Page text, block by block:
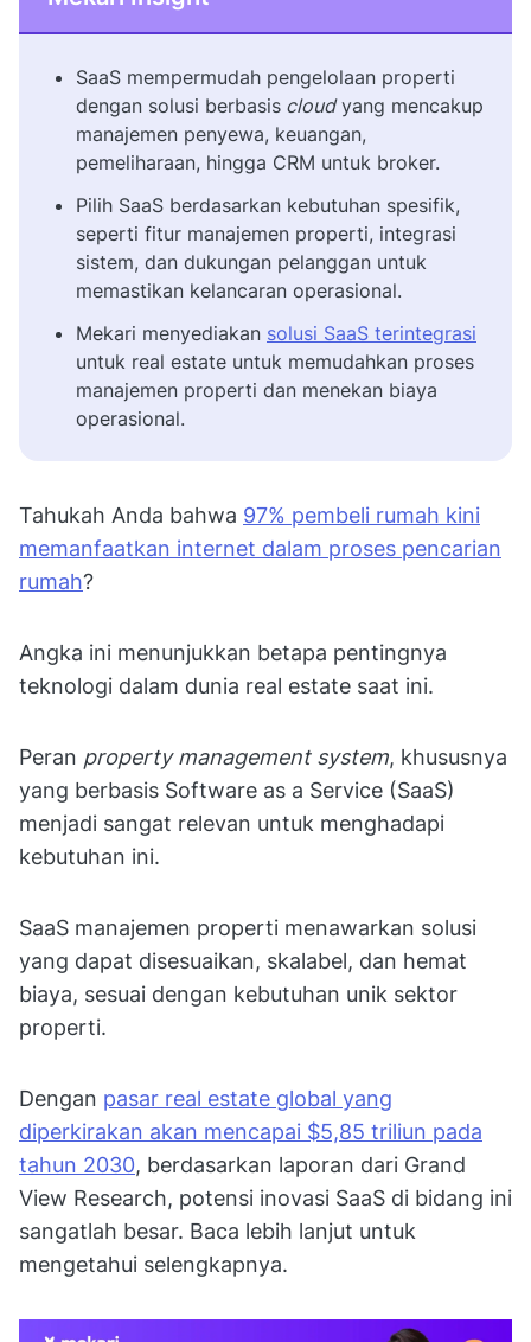
SaaS mempermudah pengelolaan properti
dengan solusi berbasis cloudyang mencakup
manajemen penyewa, keuangan,
pemeliharaan, hingga CRM untuk broker.
Pilih SaaS berdasarkan kebutuhan spesifik,
seperti fitur manajemen properti, integrasi
sistem, dan dukungan pelanggan untuk
memastikan kelancaran operasional.
Mekari menyediakan solusi SaaS terintegrasi
untuk real estate untuk memudahkan proses
manajemen properti dan menekan biaya
operasional.
Tahukah Anda bahwa 97% pembeli rumah kini
memanfaatkan internet dalam proses pencarian
rumah?
Angka ini menunjukkan betapa pentingnya
teknologi dalam dunia real estate saat ini.
Peran property management system, khususnya
yang berbasis Software as a Service (SaaS)
menjadi sangat relevan untuk menghadapi
kebutuhan ini.
SaaS manajemen properti menawarkan solusi
yang dapat disesuaikan, skalabel, dan hemat
biaya, sesuai dengan kebutuhan unik sektor
properti.
Dengan pasar real estate global yang
diperkirakan akan mencapai $5,85 triliun pada
tahun 2030, berdasarkan laporan dari Grand
View Research, potensi inovasi SaaS di bidang ini
sangatlah besar. Baca lebih lanjut untuk
mengetahui selengkapnya.